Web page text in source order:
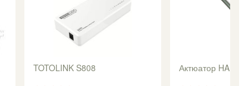
TOTOLINK S808 Актюатор HARL-